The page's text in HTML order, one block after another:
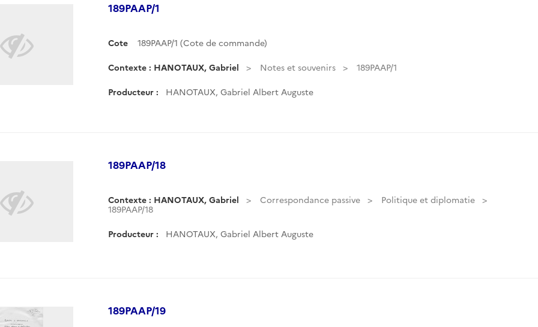
189PAAP/1
Cote 189PAAP/1 (Cote de commande)
Contexte : HANOTAUX, Gabriel Notes et souvenirs 189PAAP/1
Producteur : HANOTAUX, Gabriel Albert Auguste
189PAAP/18
Contexte : HANOTAUX, Gabriel Correspondance passive
Politique et diplomatie
189PAAP/18
Producteur : HANOTAUX, Gabriel Albert Auguste
189PAAP/19